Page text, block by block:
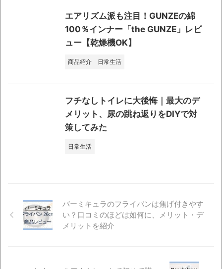
エアリズム派も注目！GUNZEの綿
100％インナー「the GUNZE」レビ
ュー【乾燥機OK】
商品紹介 日常生活
フチなしトイレに大後悔｜最大のデ
メリット、尿の跳ね返りをDIYで対
策してみた
日常生活
バーミキュラのフライパンは焦げ付きやす
い？口コミのほどは如何に、メリット・デ
メリットを紹介